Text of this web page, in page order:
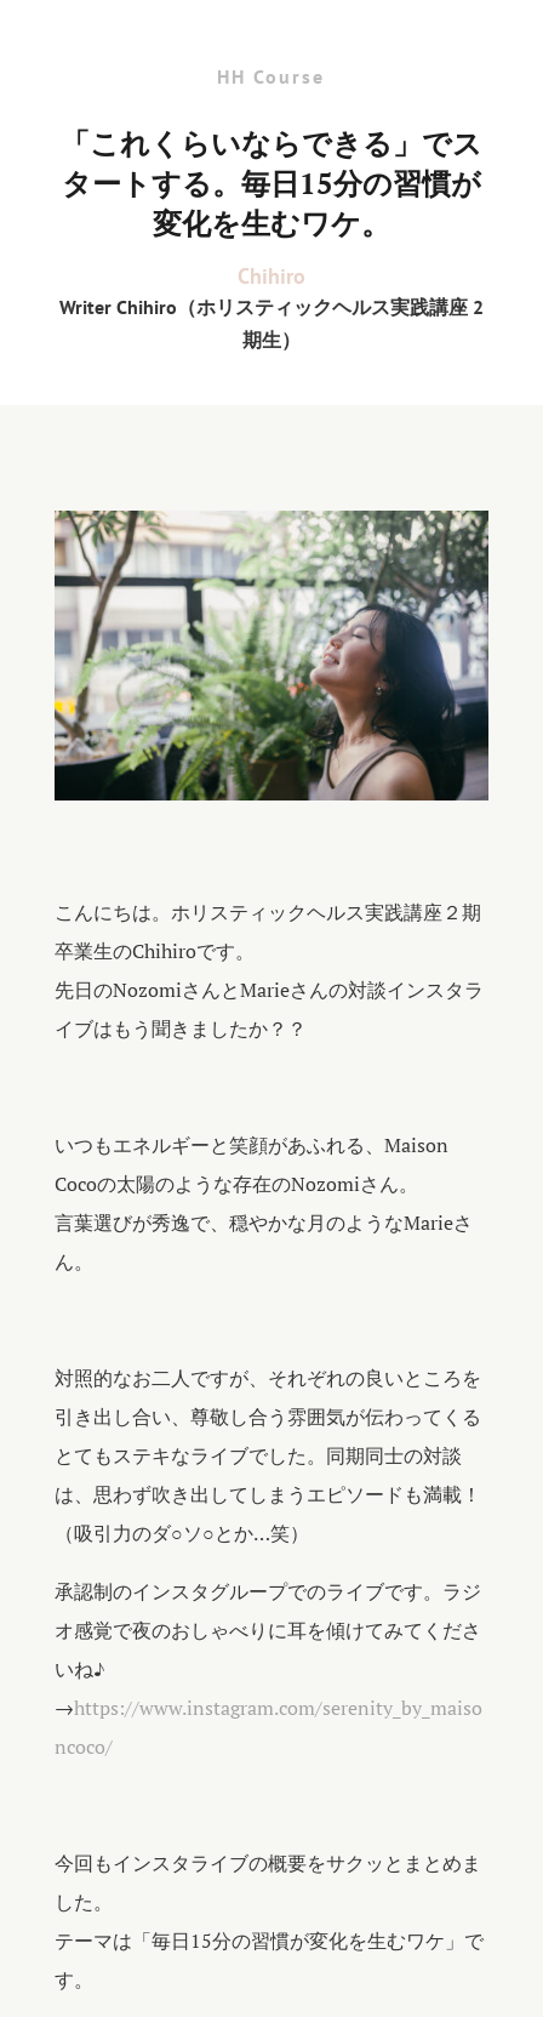
HH Course
「これくらいならできる」でス
タートする。毎日15分の習慣が
変化を生むワケ。
Chihiro
Writer Chihiro （ホリスティックヘルス実践講座2
期生）
こんにちは。ホリスティックヘルス実践講座２期
卒業生のChihiroです。
先日のNozomiさんとMarieさんの対談インスタラ
イブはもう聞きましたか？？
いつもエネルギーと笑顔があふれる、Maison
Cocoの太陽のような存在のNozomiさん。
言葉選びが秀逸で、穏やかな月のようなMarieさ
ん。
対照的なお二人ですが、それぞれの良いところを
引き出し合い、尊敬し合う雰囲気が伝わってくる
とてもステキなライブでした。同期同士の対談
は、思わず吹き出してしまうエピソードも満載！
（吸引力のダ○ソ○とか…笑）
承認制のインスタグループでのライブです。ラジ
オ感覚で夜のおしゃべりに耳を傾けてみてくださ
いね♪
→https://www.instagram.com/serenity_by_maiso
ncoco/
今回もインスタライブの概要をサクッとまとめま
した。
テーマは「毎日15分の習慣が変化を生むワケ」で
す。